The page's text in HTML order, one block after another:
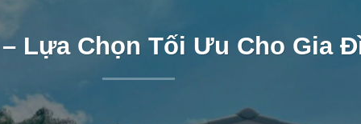
Lựa Chọn Tối Ưu Cho Gia